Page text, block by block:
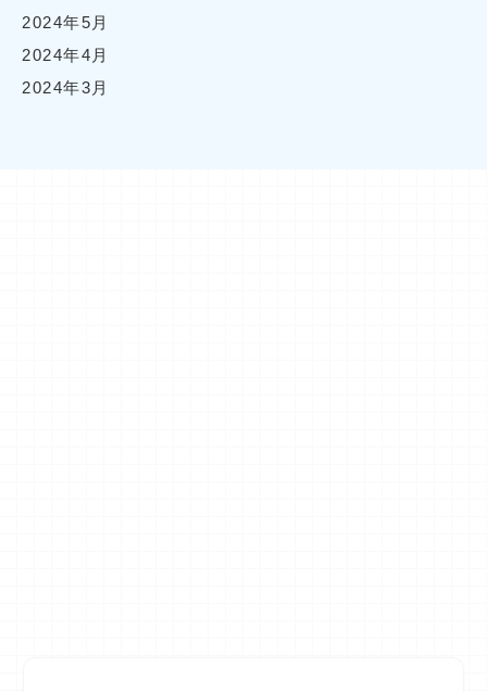
2024年5月
2024年4月
2024年3月